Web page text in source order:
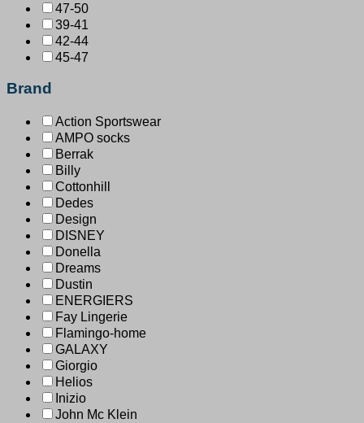
47-50
39-41
42-44
45-47
Brand
Action Sportswear
AMPO socks
Berrak
Billy
Cottonhill
Dedes
Design
DISNEY
Donella
Dreams
Dustin
ENERGIERS
Fay Lingerie
Flamingo-home
GALAXY
Giorgio
Helios
Inizio
John Mc Klein